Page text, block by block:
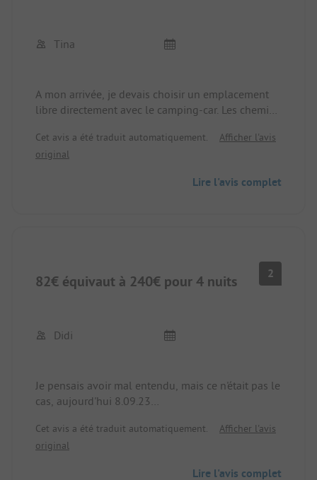
Tina
A mon arrivée, je devais choisir un emplacement
libre directement avec le camping-car. Les chemins
terrasse, c'est-à-dire que certains sont accessibles
par des marches, ce qui est mauvais pour les
resté que 3 jours sur le côté de la route.
Cet avis a été traduit automatiquement.
Afficher l'avis
original
Lire l'avis complet
82€ équivaut à 240€ pour 4 nuits 2
Didi
Je pensais avoir mal entendu, mais ce n'était pas le
cas, aujourd'hui 8.09.23
35€
4 étoiles et directement au bord de la mer
Cet avis a été traduit automatiquement.
Afficher l'avis
original
Lire l'avis complet